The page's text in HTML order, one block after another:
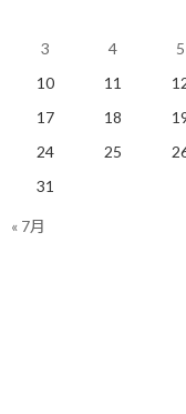
突然、玄米が気になる！
2020/03/06(金)
3
4 5
10
11
17
18
24
25
31
« 7月